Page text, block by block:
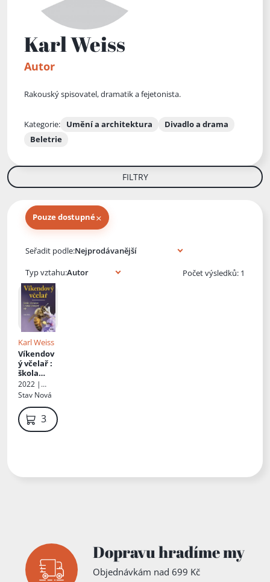
Karl Weiss
Autor
Rakouský spisovatel, dramatik a fejetonista.
Kategorie: Umění a architektura
Divadlo a drama
Beletrie
FILTRY
Pouze dostupné×
Seřadit podle:
Typ vztahu:
Počet výsledků: 1
Karl Weiss
Víkendov
ý včelař:
škola
včelaření
s
vými úly
2022 |
Vydavatelst
s.r.o.
Stav Nová
339 Kč
Dopravu hradíme my
Objednávkám nad 699 Kč